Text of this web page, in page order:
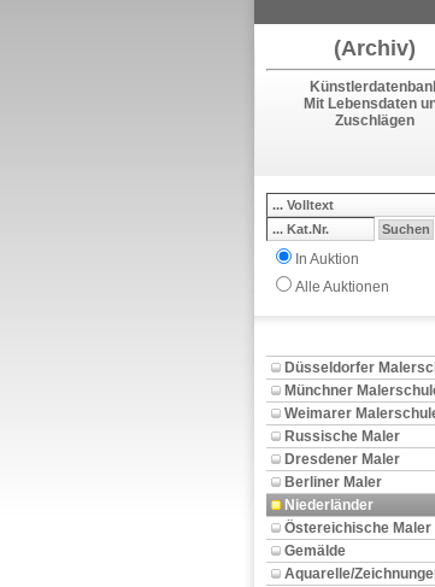
(Archiv)
Mit Lebensdaten
Zuschlägen
In Auktion
Alle Auktionen
Düsseldorfer
Münchner
Weimarer
Russische Maler
Dresdener Maler
Berliner Maler
Niederländer
Östereichische Maler
Gemälde
Aquarelle/